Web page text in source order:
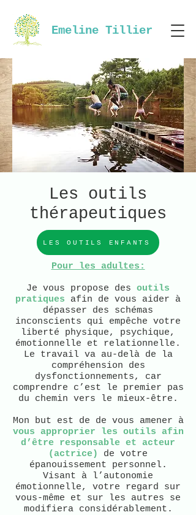
Emeline Tillier
Les outils
thérapeutiques
LES OUTILS ENFANTS
Pour les adultes:
Je vous propose des outils
pratiques afin de vous aider à
dépasser des schémas
inconscients qui empêche votre
liberté physique, psychique,
émotionnelle et relationnelle.
Le travail va au-delà de la
compréhension des
dysfonctionnements, car
comprendre c’est le premier pas
du chemin vers le mieux-être.
Mon but est de de vous amener à
vous approprier les outils afin
d’être responsable et acteur
(actrice)
de votre
épanouissement personnel.
Visant à l’autonomie
émotionnelle, votre regard sur
vous-même et sur les autres se
modifiera considérablement.